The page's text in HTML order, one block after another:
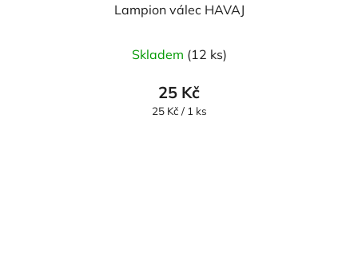
Lampion válec HAVAJ
Skladem (12 ks)
25 Kč
Měrná
25 Kč / 1 ks